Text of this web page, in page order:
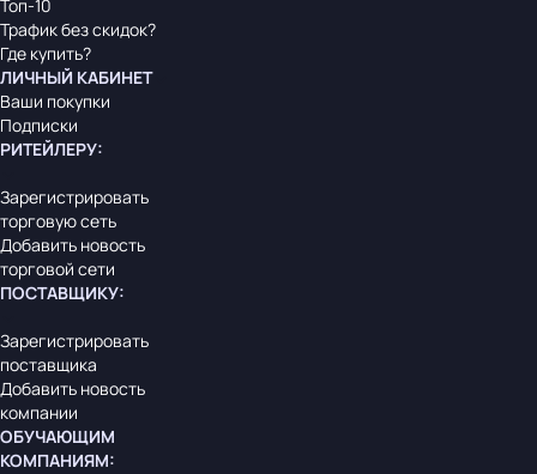
Топ-10
Трафик без скидок?
Где купить?
ЛИЧНЫЙ КАБИНЕТ
Ваши покупки
Подписки
РИТЕЙЛЕРУ:
Зарегистрировать
торговую сеть
Добавить новость
торговой сети
ПОСТАВЩИКУ:
Зарегистрировать
поставщика
Добавить новость
компании
ОБУЧАЮЩИМ
КОМПАНИЯМ: